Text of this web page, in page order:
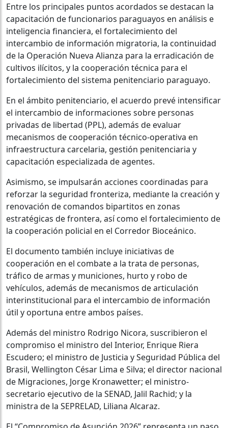
Entre los principales puntos acordados se destacan la
capacitación de funcionarios paraguayos en análisis e
inteligencia financiera, el fortalecimiento del
intercambio de información migratoria, la continuidad
de la Operación Nueva Alianza para la erradicación de
cultivos ilícitos, y la cooperación técnica para el
fortalecimiento del sistema penitenciario paraguayo.
En el ámbito penitenciario, el acuerdo prevé intensificar
el intercambio de informaciones sobre personas
privadas de libertad (PPL), además de evaluar
mecanismos de cooperación técnico-operativa en
infraestructura carcelaria, gestión penitenciaria y
capacitación especializada de agentes.
Asimismo, se impulsarán acciones coordinadas para
reforzar la seguridad fronteriza, mediante la creación y
renovación de comandos bipartitos en zonas
estratégicas de frontera, así como el fortalecimiento de
la cooperación policial en el Corredor Bioceánico.
El documento también incluye iniciativas de
cooperación en el combate a la trata de personas,
tráfico de armas y municiones, hurto y robo de
vehículos, además de mecanismos de articulación
interinstitucional para el intercambio de información
útil y oportuna entre ambos países.
Además del ministro Rodrigo Nicora, suscribieron el
compromiso el ministro del Interior, Enrique Riera
Escudero; el ministro de Justicia y Seguridad Pública del
Brasil, Wellington César Lima e Silva; el director nacional
de Migraciones, Jorge Kronawetter; el ministro-
secretario ejecutivo de la SENAD, Jalil Rachid; y la
ministra de la SEPRELAD, Liliana Alcaraz.